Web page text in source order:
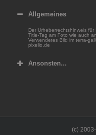
Allgemeines
Der Urheberrechtshinweis
Title-Tag am Foto wie auch
Verwendetes Bild im terra-
pixelio.de
Ansonsten...
(c)